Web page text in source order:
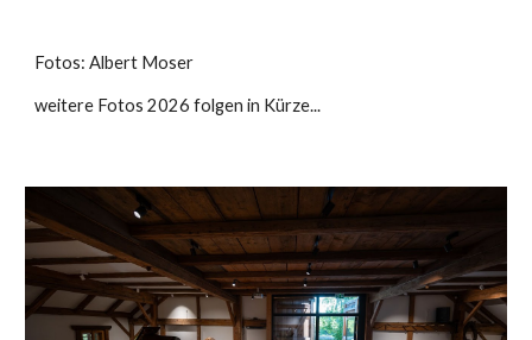
Fotos: Albert Moser
weitere Fotos 2026 folgen in Kürze...